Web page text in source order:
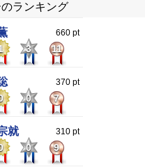
ランキング
660 pt
3 11
370 pt
0 7
就 310 pt
0 9